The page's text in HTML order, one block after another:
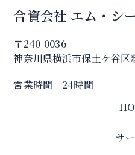
合資会社 エム・シ
〒240-0036
神奈川県横浜市保土ケ谷
営業時間 24時間
サ